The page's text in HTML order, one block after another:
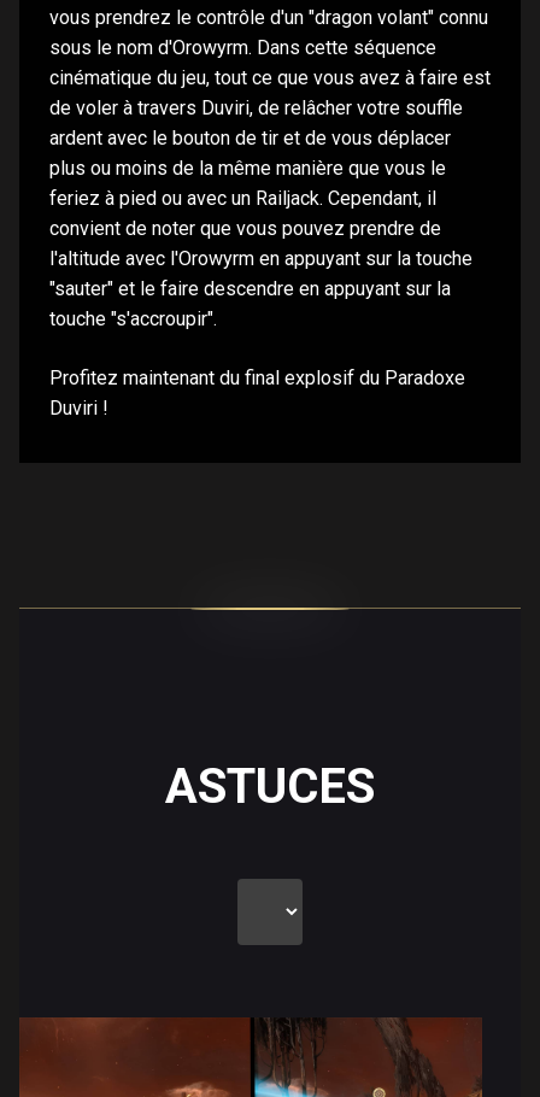
vous prendrez le contrôle d'un "dragon volant" connu
sous le nom d'Orowyrm. Dans cette séquence
cinématique du jeu, tout ce que vous avez à faire est
de voler à travers Duviri, de relâcher votre souffle
ardent avec le bouton de tir et de vous déplacer
plus ou moins de la même manière que vous le
feriez à pied ou avec un Railjack. Cependant, il
convient de noter que vous pouvez prendre de
l'altitude avec l'Orowyrm en appuyant sur la touche
"sauter" et le faire descendre en appuyant sur la
touche "s'accroupir".
Profitez maintenant du final explosif du Paradoxe
Duviri !
ASTUCES